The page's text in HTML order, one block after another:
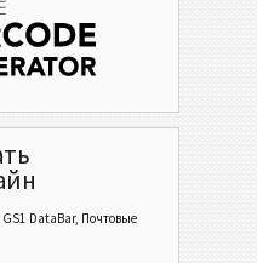
DataBar, Почтовые